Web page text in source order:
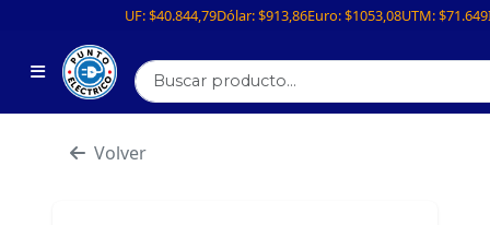
UF:$40.844,79Dólar:$913,86Euro:$1053,08UTM:$71.649
Volver